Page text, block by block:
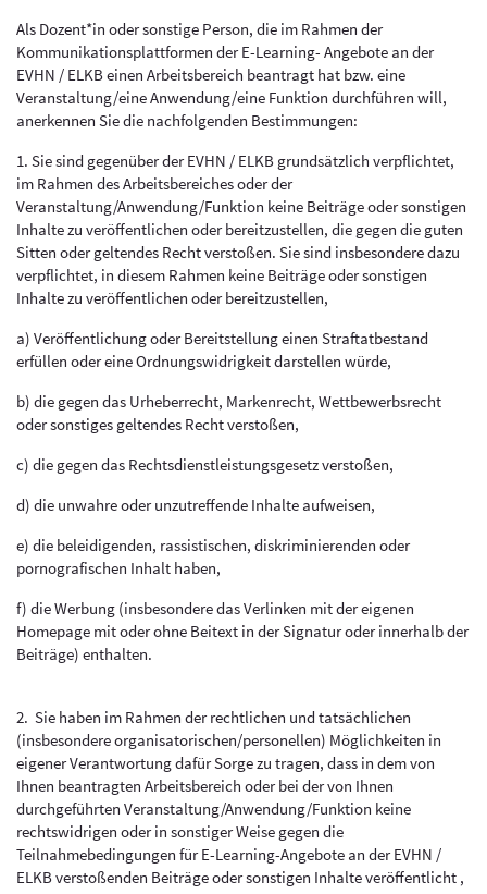
Als Dozent*in oder sonstige Person, die im Rahmen der
Kommunikationsplattformen der E-Learning- Angebote an der
EVHN / ELKB einen Arbeitsbereich beantragt hat bzw. eine
Veranstaltung/eine Anwendung/eine Funktion durchführen will,
anerkennen Sie die nachfolgenden Bestimmungen:
1. Sie sind gegenüber der EVHN / ELKB grundsätzlich verpflichtet,
im Rahmen des Arbeitsbereiches oder der
Veranstaltung/Anwendung/Funktion keine Beiträge oder sonstigen
Inhalte zu veröffentlichen oder bereitzustellen, die gegen die guten
Sitten oder geltendes Recht verstoßen. Sie sind insbesondere dazu
verpflichtet, in diesem Rahmen keine Beiträge oder sonstigen
Inhalte zu veröffentlichen oder bereitzustellen,
a) Veröffentlichung oder Bereitstellung einen Straftatbestand
erfüllen oder eine Ordnungswidrigkeit darstellen würde,
b) die gegen das Urheberrecht, Markenrecht, Wettbewerbsrecht
oder sonstiges geltendes Recht verstoßen,
c) die gegen das Rechtsdienstleistungsgesetz verstoßen,
d) die unwahre oder unzutreffende Inhalte aufweisen,
e) die beleidigenden, rassistischen, diskriminierenden oder
pornografischen Inhalt haben,
f) die Werbung (insbesondere das Verlinken mit der eigenen
Homepage mit oder ohne Beitext in der Signatur oder innerhalb der
Beiträge) enthalten.
2. Sie haben im Rahmen der rechtlichen und tatsächlichen
(insbesondere organisatorischen/personellen) Möglichkeiten in
eigener Verantwortung dafür Sorge zu tragen, dass in dem von
Ihnen beantragten Arbeitsbereich oder bei der von Ihnen
durchgeführten Veranstaltung/Anwendung/Funktion keine
rechtswidrigen oder in sonstiger Weise gegen die
Teilnahmebedingungen für E-Learning-Angebote an der EVHN /
ELKB verstoßenden Beiträge oder sonstigen Inhalte veröffentlicht ,